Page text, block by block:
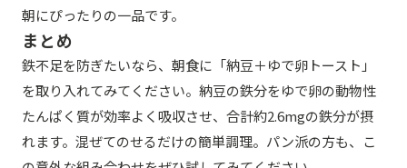
朝にぴったりの一品です。
まとめ
鉄不足を防ぎたいなら、朝食に「納豆＋ゆで卵トースト」
を取り入れてみてください。納豆の鉄分をゆで卵の動物性
たんぱく質が効率よく吸収させ、合計約2.6mgの鉄分が摂
れます。混ぜてのせるだけの簡単調理。パン派の方も、こ